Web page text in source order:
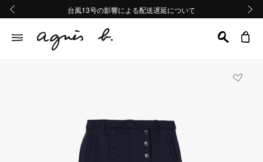
熊本地域地震の影響による配送遅延について
Summer Sale 2buy10%OFF!!
台風13号の影響による配送遅延について
熊本地域地震の影響による配送遅延について
Summer Sale 2buy10%OFF!!